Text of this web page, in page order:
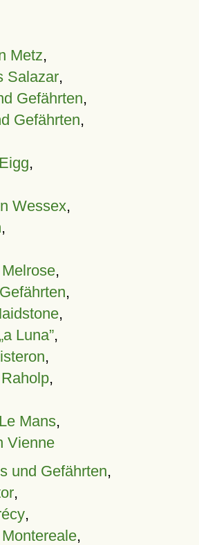
Metz,
Salazar,
Gefährten,
Gefährten,
,
Wessex,
,
,
,
,
Luna”,
,
,
Mans,
Vienne
und Gefährten,
,
,
,